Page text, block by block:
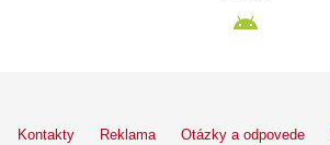
Kontakty Reklama Otázky a odpovede